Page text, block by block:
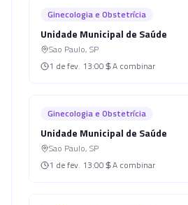
Ginecologia e Obstetrícia
Unidade Municipal de Saúde
Sao Paulo, SP
1 de fev. 13:00 A combinar
Ginecologia e Obstetrícia
Unidade Municipal de Saúde
Sao Paulo, SP
1 de fev. 13:00 A combinar